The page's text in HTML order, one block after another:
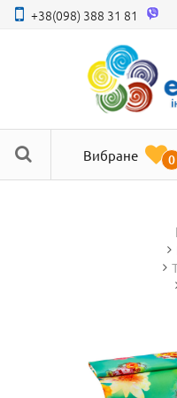
+38(098) 388 31 81
Вибране 0